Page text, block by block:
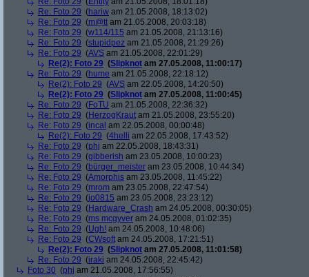
Re: Foto 29 (hariw am 21.05.2008, 18:13:02)
Re: Foto 29 (m@tt am 21.05.2008, 20:03:18)
Re: Foto 29 (w114/115 am 21.05.2008, 21:13:16)
Re: Foto 29 (stupidpez am 21.05.2008, 21:29:26)
Re: Foto 29 (AVS am 21.05.2008, 22:01:29)
Re(2): Foto 29 (Slipknot am 27.05.2008, 11:00:17)
Re: Foto 29 (hume am 21.05.2008, 22:18:12)
Re(2): Foto 29 (AVS am 22.05.2008, 14:20:50)
Re(2): Foto 29 (Slipknot am 27.05.2008, 11:00:45)
Re: Foto 29 (FoTU am 21.05.2008, 22:36:32)
Re: Foto 29 (HerzogKraut am 21.05.2008, 23:55:20)
Re: Foto 29 (incal am 22.05.2008, 00:00:48)
Re(2): Foto 29 (4helli am 22.05.2008, 17:43:52)
Re: Foto 29 (phj am 22.05.2008, 18:43:31)
Re: Foto 29 (gibberish am 23.05.2008, 10:00:23)
Re: Foto 29 (bürger_meister am 23.05.2008, 10:44:34)
Re: Foto 29 (Amorphis am 23.05.2008, 11:45:22)
Re: Foto 29 (mrom am 23.05.2008, 22:47:54)
Re: Foto 29 (jo0815 am 23.05.2008, 23:23:12)
Re: Foto 29 (Hardware_Crash am 24.05.2008, 00:30:05)
Re: Foto 29 (ms mcgyver am 24.05.2008, 01:02:35)
Re: Foto 29 (Ugh! am 24.05.2008, 10:48:06)
Re: Foto 29 (CWsoft am 24.05.2008, 17:21:51)
Re(2): Foto 29 (Slipknot am 27.05.2008, 11:01:58)
Re: Foto 29 (iraki am 24.05.2008, 22:45:42)
Foto 30 (phj am 21.05.2008, 17:56:55)